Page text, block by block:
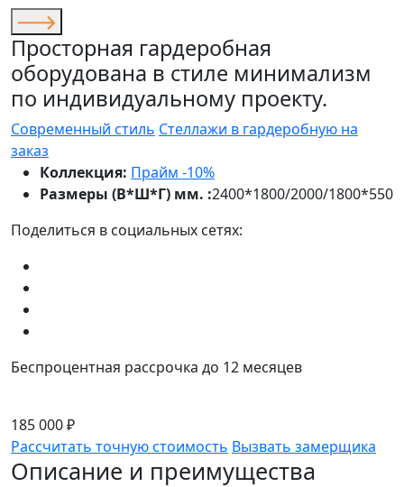
Просторная гардеробная
оборудована в стиле минимализм
по индивидуальному проекту.
Современный стиль Стеллажи в гардеробную на
заказ
Коллекция: Прайм -10%
Размеры (В*Ш*Г) мм. :2400*1800/2000/1800*550
Поделиться в социальных сетях:
Беспроцентная рассрочка до 12 месяцев
185 000 ₽
Рассчитать точную стоимость Вызвать замерщика
Описание и преимущества